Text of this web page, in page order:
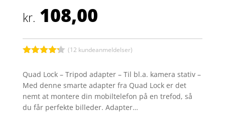
kr. 108,00
ud af 5
baseret
kundebedø
mmelser
(12 kundeanmeldelser)
Quad Lock – Tripod adapter – Til bl.a. kamera stativ –
Med denne smarte adapter fra Quad Lock er det
nemt at montere din mobiltelefon på en trefod, så
du får perfekte billeder. Adapter…